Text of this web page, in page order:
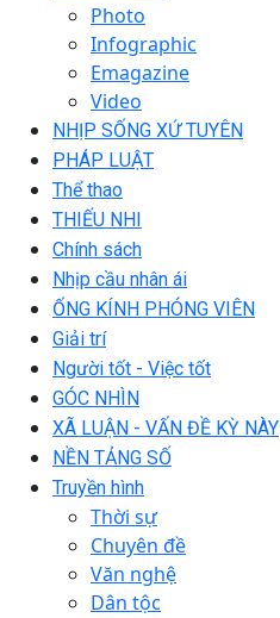
Photo
Infographic
Emagazine
Video
NHỊP SỐNG XỨ TUYÊN
PHÁP LUẬT
Thể thao
THIẾU NHI
Chính sách
Nhịp cầu nhân ái
ỐNG KÍNH PHÓNG VIÊN
Giải trí
Người tốt - Việc tốt
GÓC NHÌN
XÃ LUẬN - VẤN ĐỀ KỲ NÀY
NỀN TẢNG SỐ
Truyền hình
Thời sự
Chuyên đề
Văn nghệ
Dân tộc